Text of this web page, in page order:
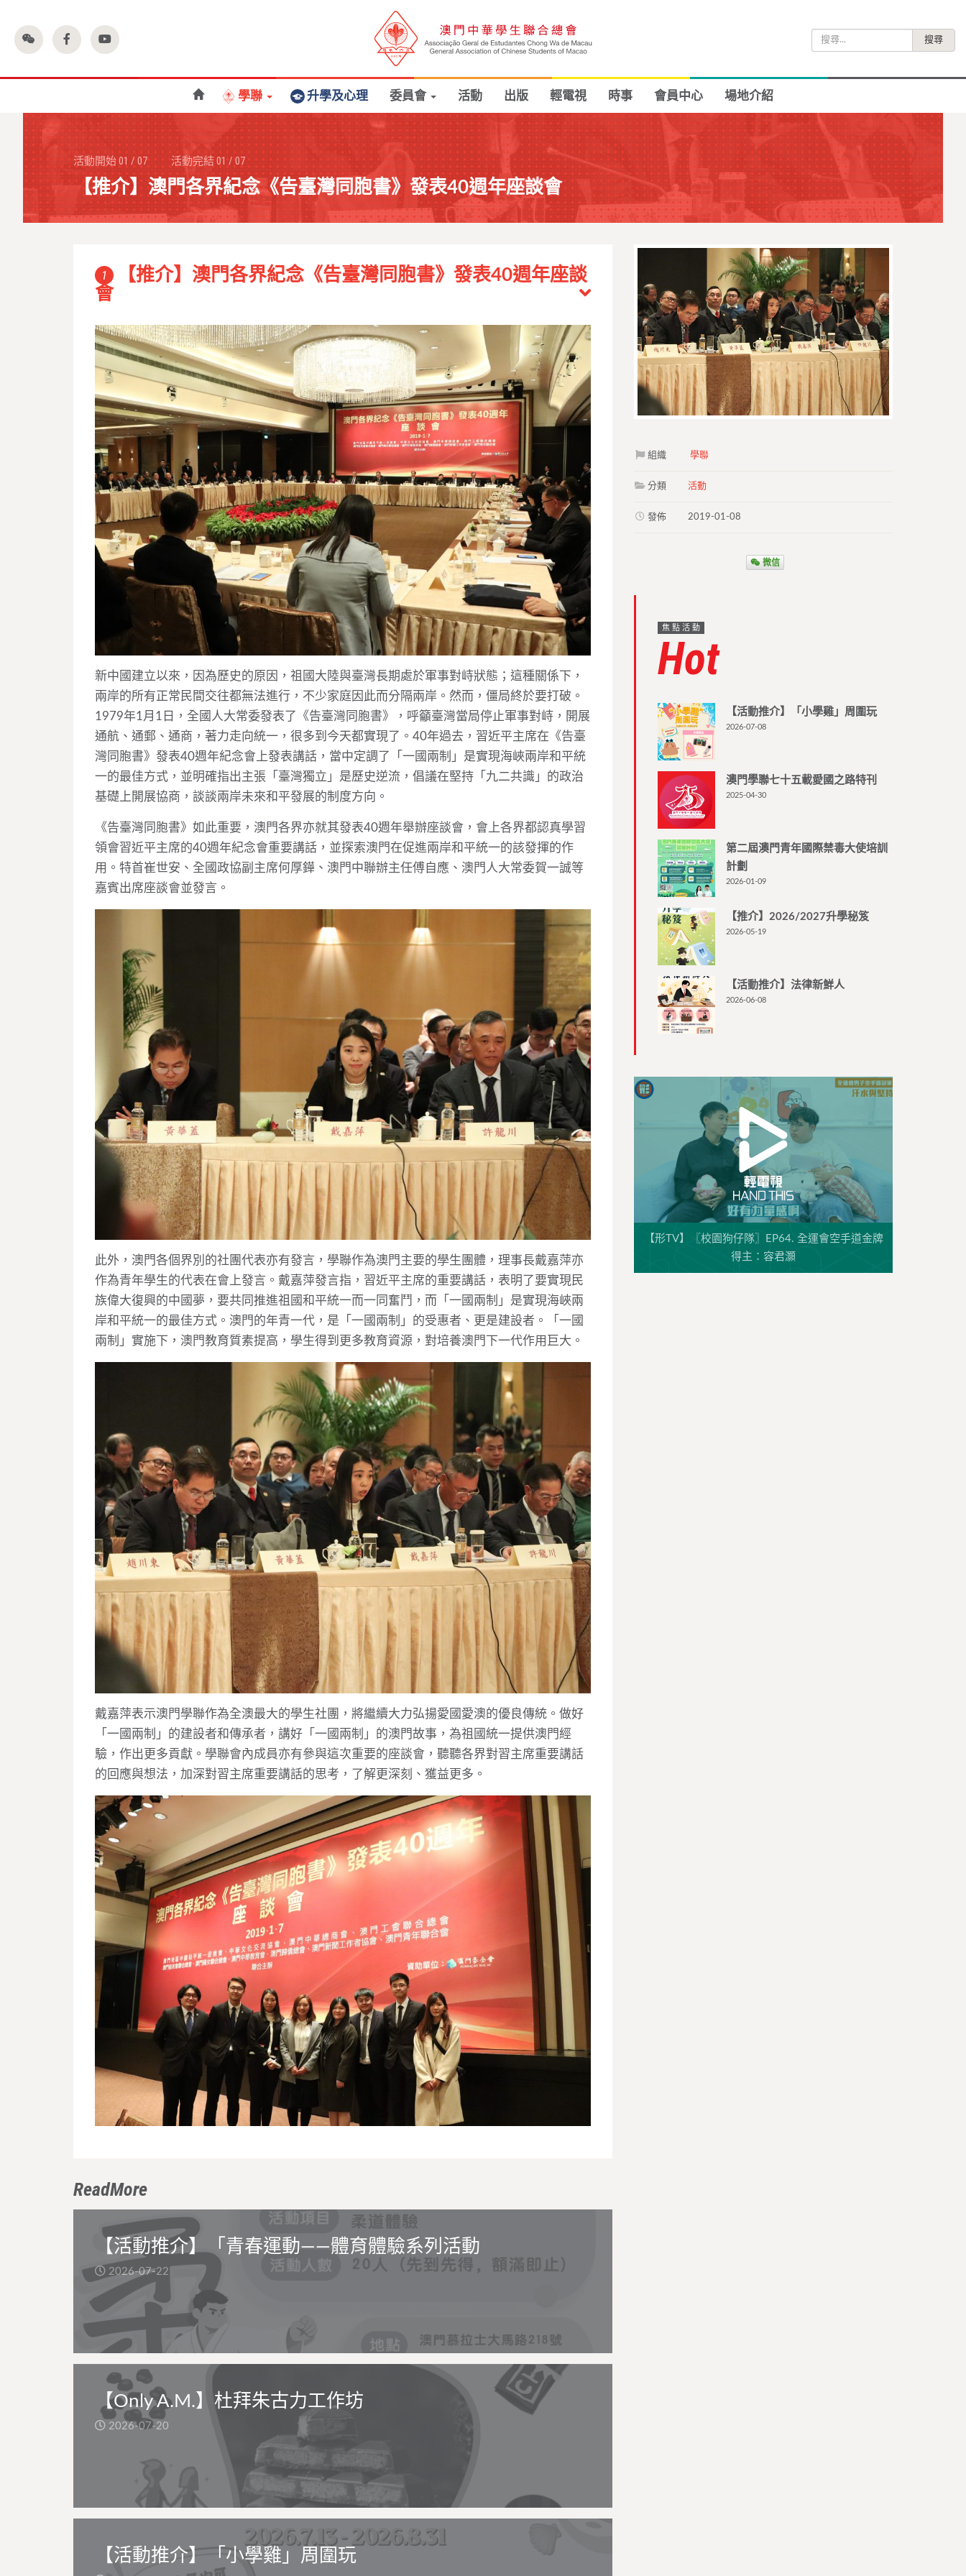
尋
學聯 升學及心理 委員會 活動 出版 輕電視 時事 會員中心 場地介紹
活動開始01/07 活動完結01/07
【推介】澳門各界紀念《告臺灣同胞書》發表40週年座談會
1
【推介】澳門各界紀念《告臺灣同胞書》發表40週年座談
會
新中國建立以來，因為歷史的原因，祖國大陸與臺灣長期處於軍事對峙狀態；這種關係下，
兩岸的所有正常民間交往都無法進行，不少家庭因此而分隔兩岸。然而，僵局終於要打破。
1979年1月1日，全國人大常委發表了《告臺灣同胞書》，呼籲臺灣當局停止軍事對峙，開展
通航、通郵、通商，著力走向統一，很多到今天都實現了。40年過去，習近平主席在《告臺
灣同胞書》發表40週年紀念會上發表講話，當中定調了「一國兩制」是實現海峽兩岸和平統
一的最佳方式，並明確指出主張「臺灣獨立」是歷史逆流，倡議在堅持「九二共識」的政治
基礎上開展協商，談談兩岸未來和平發展的制度方向。
《告臺灣同胞書》如此重要，澳門各界亦就其發表40週年舉辦座談會，會上各界都認真學習
領會習近平主席的40週年紀念會重要講話，並探索澳門在促進兩岸和平統一的該發揮的作
用。特首崔世安、全國政協副主席何厚鏵、澳門中聯辦主任傅自應、澳門人大常委賀一誠等
嘉賓出席座談會並發言。
此外，澳門各個界別的社團代表亦有發言，學聯作為澳門主要的學生團體，理事長戴嘉萍亦
作為青年學生的代表在會上發言。戴嘉萍發言指，習近平主席的重要講話，表明了要實現民
族偉大復興的中國夢，要共同推進祖國和平統一而一同奮鬥，而「一國兩制」是實現海峽兩
岸和平統一的最佳方式。澳門的年青一代，是「一國兩制」的受惠者、更是建設者。「一國
兩制」實施下，澳門教育質素提高，學生得到更多教育資源，對培養澳門下一代作用巨大。
戴嘉萍表示澳門學聯作為全澳最大的學生社團，將繼續大力弘揚愛國愛澳的優良傳統。做好
「一國兩制」的建設者和傳承者，講好「一國兩制」的澳門故事，為祖國統一提供澳門經
驗，作出更多貢獻。學聯會內成員亦有參與這次重要的座談會，聽聽各界對習主席重要講話
的回應與想法，加深對習主席重要講話的思考，了解更深刻、獲益更多。
ReadMore
【活動推介】「青春運動——體育體驗系列活動
2026-07-22
【Only A.M.】杜拜朱古力工作坊
2026-07-20
【活動推介】「小學雞」周圍玩
組織 學聯
分類 活動
發佈 2019-01-08
微信
焦點活動
Hot
【活動推介】「小學雞」周圍玩
2026-07-08
澳門學聯七十五載愛國之路特刊
2025-04-30
第二屆澳門青年國際禁毒大使培訓
計劃
2026-01-09
【推介】2026/2027升學秘笈
2026-05-19
【活動推介】法律新鮮人
2026-06-08
【形TV】〖校園狗仔隊〗EP64. 全運會空手道金牌
得主：容君灝